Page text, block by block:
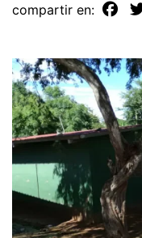
compartir en: